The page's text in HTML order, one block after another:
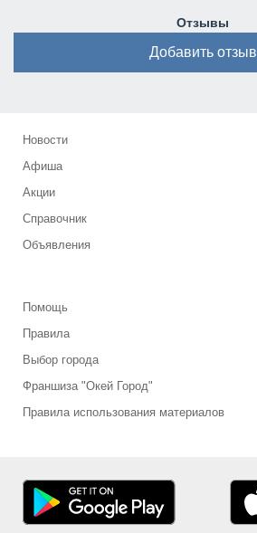
Отзывы
Добавить отзыв
Новости
Афиша
Акции
Справочник
Объявления
Помощь
Правила
Выбор города
Франшиза "Окей Город"
Правила использования материалов